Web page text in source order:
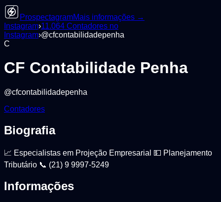
ProspectagramMais informações →
Instagram›11.064 Contadores no
Instagram›@cfcontabilidadepenha
C
CF Contabilidade Penha
@cfcontabilidadepenha
Contadores
Biografia
📈 Especialistas em Projeção Empresarial 💵 Planejamento
Tributário 📞 (21) 9 9997-5249
Informações